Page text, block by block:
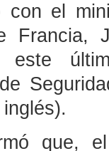
con el
Francia,
este
que,